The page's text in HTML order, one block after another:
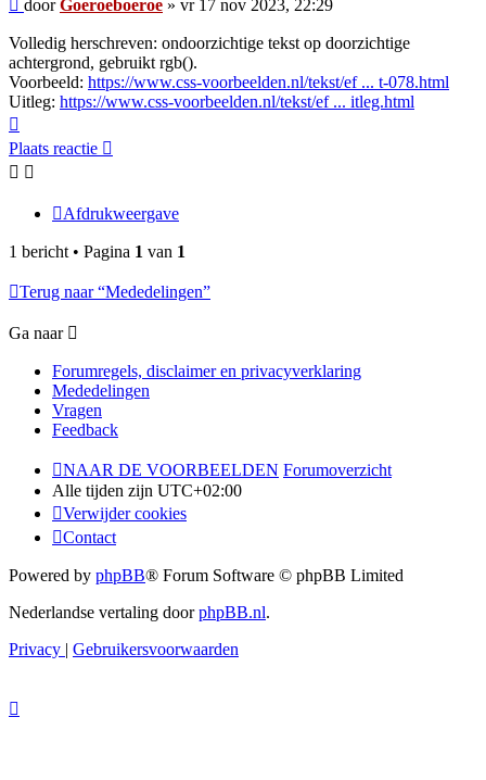
doorGoeroeboeroe » vr 17 nov 2023, 22:29
Volledig herschreven: ondoorzichtige tekst op doorzichtige
achtergrond, gebruikt rgb().
Voorbeeld: https://www.css-voorbeelden.nl/tekst/ef ... t-078.html
Uitleg: https://www.css-voorbeelden.nl/tekst/ef ... itleg.html
Plaats reactie
Afdrukweergave
1 bericht • Pagina 1 van 1
Terug naar “Mededelingen”
Ga naar
Forumregels, disclaimer en privacyverklaring
Mededelingen
Vragen
Feedback
NAAR DE VOORBEELDEN Forumoverzicht
Alle tijden zijn UTC+02:00
Verwijder cookies
Contact
Powered by phpBB® Forum Software © phpBB Limited
Nederlandse vertaling doorphpBB.nl.
Privacy | Gebruikersvoorwaarden